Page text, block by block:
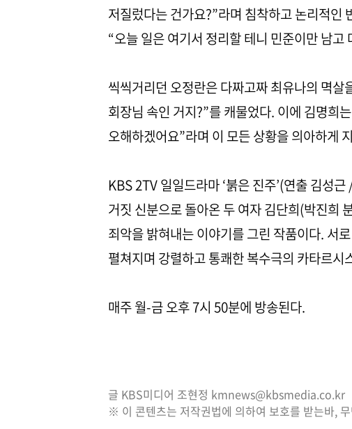
저질렀다는 건가요?”라며 침착하고 논리적인
“오늘 일은 여기서 정리할 테니 민준이만 남
씩씩거리던 오정란은 다짜고짜 최유나의 멱
회장님 속인 거지?”를 캐물었다. 이에 김명희
오해하겠어요”라며 이 모든 상황을 의아하게
KBS 2TV 일일드라마 ‘붉은 진주’(연출 김성
거짓 신분으로 돌아온 두 여자 김단희(박진희
죄악을 밝혀내는 이야기를 그린 작품이다. 서
펼쳐지며 강렬하고 통쾌한 복수극의 카타르시
매주 월-금 오후 7시 50분에 방송된다.
글 KBS미디어 조현정 kmnews@kbsmedia.co.kr
※ 이 콘텐츠는 저작권법에 의하여 보호를 받는바,